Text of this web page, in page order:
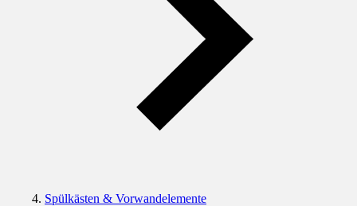
Spülkästen & Vorwandelemente